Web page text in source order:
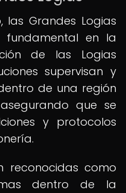
las Grandes Logias
fundamental en la
de las Logias
supervisan y
de una región
que se
y protocolos
reconocidas como
dentro de la